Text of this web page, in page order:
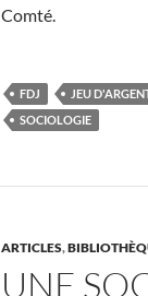
Comté.
FDJ JEU
SOCIOLOGIE
ARTICLES,
UNE